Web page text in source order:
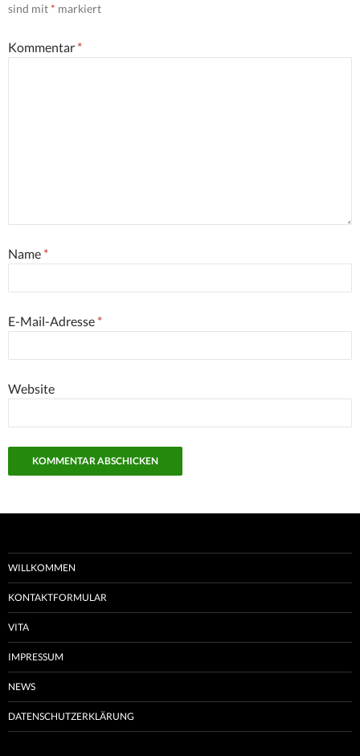
sind mit* markiert
Kommentar *
Name *
E-Mail-Adresse *
Website
WILLKOMMEN
KONTAKTFORMULAR
VITA
IMPRESSUM
NEWS
DATENSCHUTZERKLÄRUNG